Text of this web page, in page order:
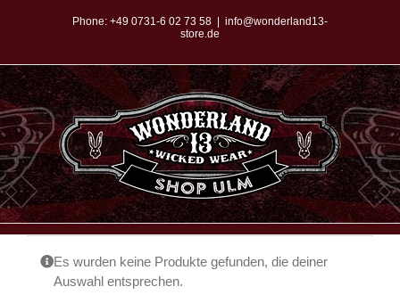
springen
Phone: +49 0731-6 02 73 58
info@wonderland13-
store.de
Es wurden keine Produkte gefunden, die deiner
Auswahl entsprechen.